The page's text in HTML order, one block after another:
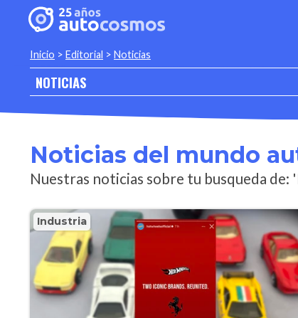
Inicio > Editorial > Noticias
NOTICIAS
Noticias del mundo
Nuestras noticias sobre tu busqueda
Industria